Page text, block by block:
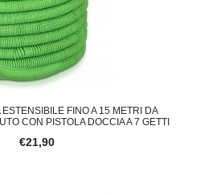
FINO A 15 METRI DA
CON PISTOLA DOCCIA A 7 GETTI
€21,90